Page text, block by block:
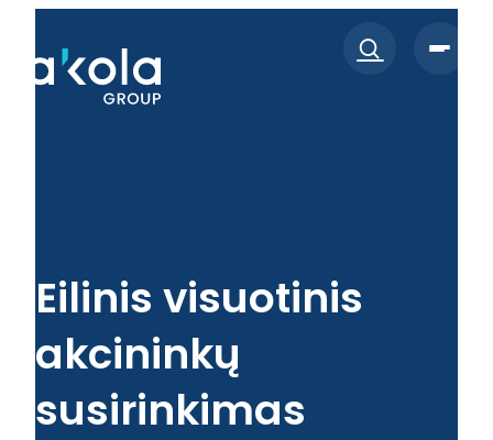
turinio
Eilinis visuotinis
akcininkų
susirinkimas